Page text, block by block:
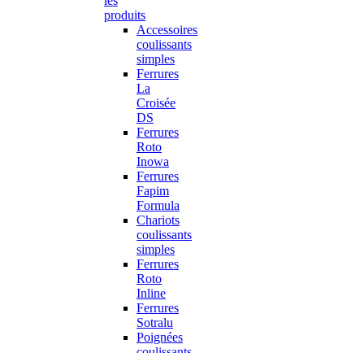
produits
Accessoires
coulissants
simples
Ferrures
La
Croisée
DS
Ferrures
Roto
Inowa
Ferrures
Fapim
Formula
Chariots
coulissants
simples
Ferrures
Roto
Inline
Ferrures
Sotralu
Poignées